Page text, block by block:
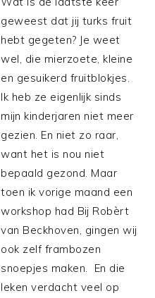
geweest dat jij turks fruit
hebt gegeten? Je weet
wel, die mierzoete, kleine
en gesuikerd fruitblokjes.
Ik heb ze eigenlijk sinds
mijn kinderjaren niet meer
gezien. En niet zo raar,
want het is nou niet
bepaald gezond. Maar
toen ik vorige maand een
workshop had Bij Robèrt
van Beckhoven, gingen wij
ook zelf frambozen
snoepjes maken. En die
leken verdacht veel op